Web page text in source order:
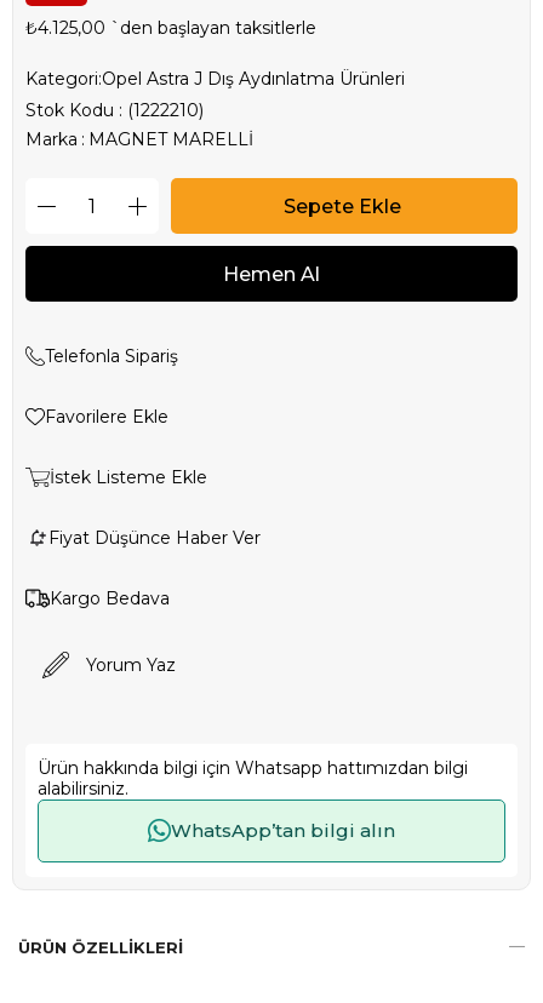
₺4.125,00 `den başlayan taksitlerle
Kategori:Opel Astra J Dış Aydınlatma Ürünleri
Stok Kodu
(1222210)
Marka : MAGNET MARELLİ
Telefonla Sipariş
Favorilere Ekle
İstek Listeme Ekle
Fiyat Düşünce Haber Ver
Kargo Bedava
Yorum Yaz
Ürün hakkında bilgi için Whatsapp hattımızdan bilgi
alabilirsiniz.
WhatsApp’tan bilgi alın
ÜRÜN ÖZELLIKLERI